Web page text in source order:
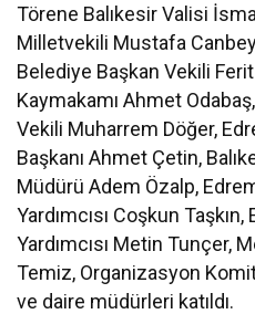
Törene Balıkesir Valisi
Milletvekili Mustafa
Belediye Başkan Vekili
Kaymakamı Ahmet
Vekili Muharrem Döğer,
Başkanı Ahmet Çetin,
Müdürü Adem Özalp,
Yardımcısı Coşkun
Yardımcısı Metin Tunçer,
Temiz, Organizasyon
ve daire müdürleri katıldı.